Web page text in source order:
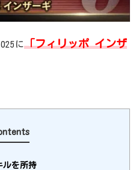
に「フィリッポ インザ
ルを所持